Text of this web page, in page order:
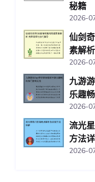
秘籍
2026-
仙剑
素解
2026-
九游
乐趣
2026-
流光
方法
2026-